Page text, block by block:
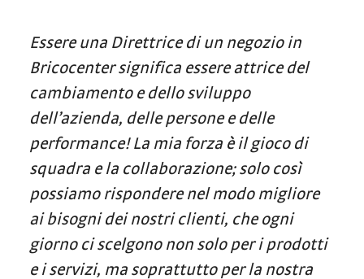
Essere una Direttrice di un negozio in
Bricocenter significa essere attrice del
cambiamento e dello sviluppo
dell’azienda, delle persone e delle
performance! La mia forza è il gioco di
squadra e la collaborazione; solo così
possiamo rispondere nel modo migliore
ai bisogni dei nostri clienti, che ogni
giorno ci scelgono non solo per i prodotti
e i servizi, ma soprattutto per la nostra